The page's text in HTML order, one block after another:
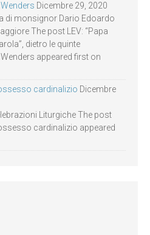
Dicembre 29, 2020
di monsignor Dario Edoardo
The post LEV: “Papa
dietro le quinte
appeared first on
cardinalizio Dicembre
Liturgiche The post
cardinalizio appeared